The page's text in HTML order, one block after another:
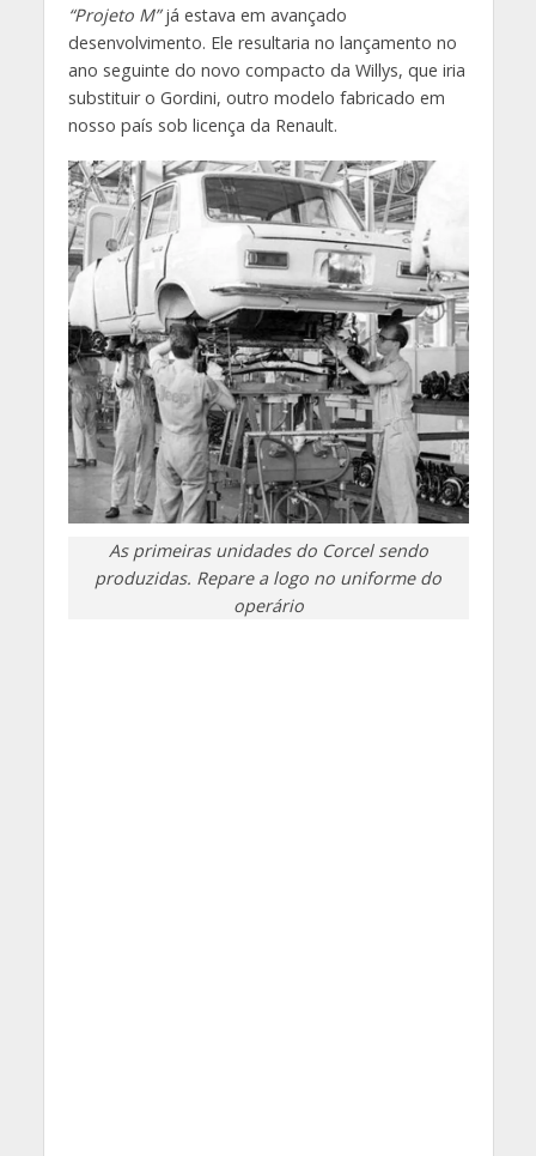
“Projeto M”já estava em avançado
desenvolvimento. Ele resultaria no lançamento no
ano seguinte do novo compacto da Willys, que iria
substituir o Gordini, outro modelo fabricado em
nosso país sob licença da Renault.
As primeiras unidades do Corcel sendo
produzidas. Repare a logo no uniforme do
operário